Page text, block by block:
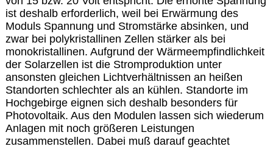
ist deshalb erforderlich, weil bei Erwärmung des
Moduls Spannung und Stromstärke absinken, und
zwar bei polykristallinen Zellen stärker als bei
monokristallinen. Aufgrund der Wärmeempfindlichkeit
der Solarzellen ist die Stromproduktion unter
ansonsten gleichen Lichtverhältnissen an heißen
Standorten schlechter als an kühlen. Standorte im
Hochgebirge eignen sich deshalb besonders für
Photovoltaik. Aus den Modulen lassen sich wiederum
Anlagen mit noch größeren Leistungen
zusammenstellen. Dabei muß darauf geachtet